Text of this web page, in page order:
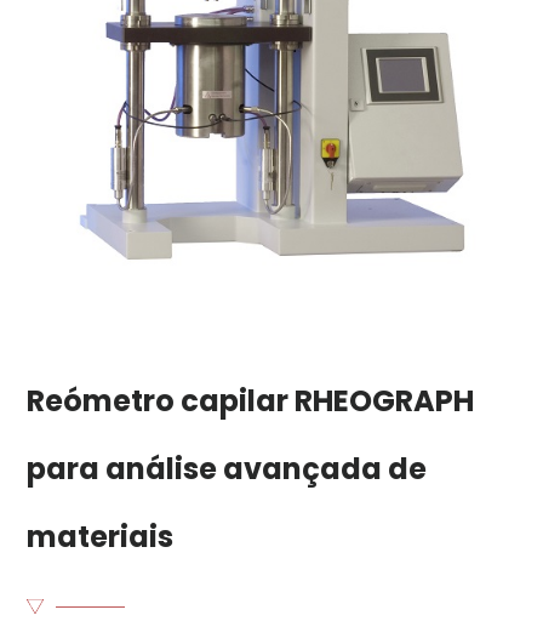
Reómetro capilar RHEOGRAPH
para análise avançada de
materiais